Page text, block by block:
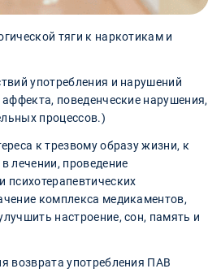
тяги к наркотикам и
употребления и нарушений
поведенческие нарушения,
процессов.)
к трезвому образу жизни, к
лечении, проведение
психотерапевтических
комплекса медикаментов,
настроение, сон, память и
возврата употребления ПАВ